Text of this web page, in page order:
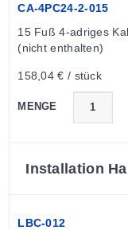
CA-4PC24-2-015
15 Fuß 4-adriges
(nicht enthalten)
158,04 € / stück
MENGE
Installation
LBC-012